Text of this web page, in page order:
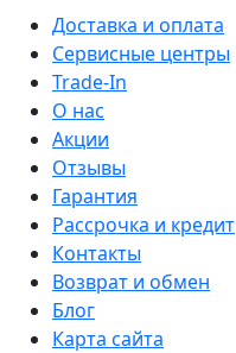
Доставка и оплата
Сервисные центры
Trade-In
О нас
Акции
Отзывы
Гарантия
Рассрочка и кредит
Контакты
Возврат и обмен
Блог
Карта сайта